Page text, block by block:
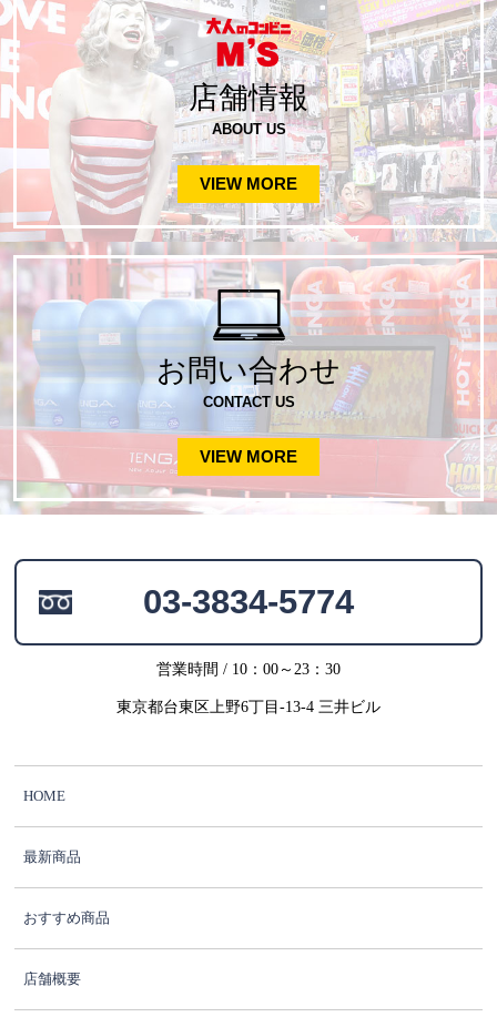
店舗情報
ABOUT US
VIEW MORE
お問い合わせ
CONTACT US
VIEW MORE
03-3834-5774
営業時間 / 10：00～23：30
東京都台東区上野6丁目-13-4 三井ビル
HOME
最新商品
おすすめ商品
店舗概要